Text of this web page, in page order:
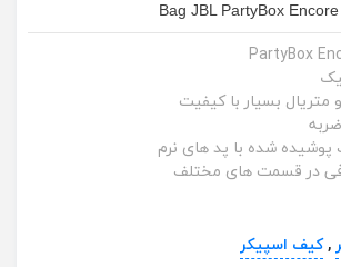
Bag JBL PartyBox Encore
متریال بسیار با کیفیت
پوشیده شده با پد های نرم
در قسمت های مختلف
,کیف اسپیکر